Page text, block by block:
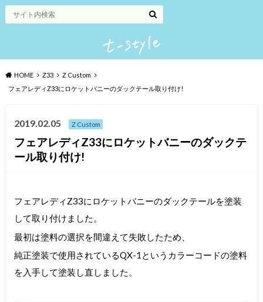
HOME Z33
Z Custom
フェアレディZ33にロケットバニーのダックテール取り付け!
2019.02.05 Z Custom
フェアレディZ33にロケットバニーのダックテ
ール取り付け!
フェアレディZ33にロケットバニーのダックテールを塗装
して取り付けました。
最初は塗料の選択を間違えて失敗したため、
純正塗装で使用されているQX-1というカラーコードの塗料
を入手して塗装し直しました。